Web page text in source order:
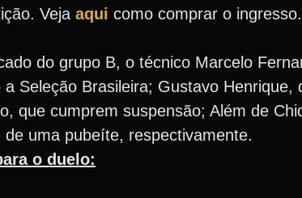
Veja aqui como comprar o ingresso.
do grupo B, o técnico Marcelo
Seleção Brasileira; Gustavo
que cumprem suspensão; Além de
uma pubeíte, respectivamente.
o duelo: